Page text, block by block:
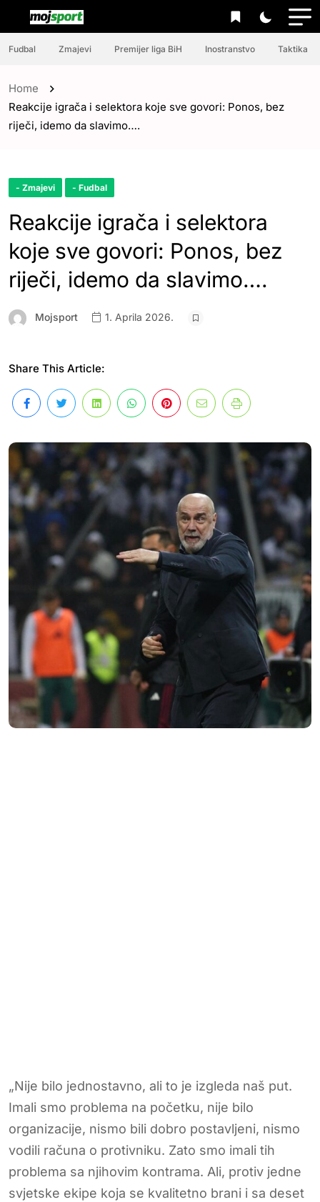
Fudbal Zmajevi Premijer liga BiH Inostranstvo Taktika
Home
Reakcije igrača i selektora koje sve govori: Ponos, bez
riječi, idemo da slavimo….
- Zmajevi - Fudbal
Reakcije igrača i selektora
koje sve govori: Ponos, bez
riječi, idemo da slavimo….
Mojsport 1. Aprila 2026.
Share This Article:
„Nije bilo jednostavno, ali to je izgleda naš put.
Imali smo problema na početku, nije bilo
organizacije, nismo bili dobro postavljeni, nismo
vodili računa o protivniku. Zato smo imali tih
problema sa njihovim kontrama. Ali, protiv jedne
svjetske ekipe koja se kvalitetno brani i sa deset